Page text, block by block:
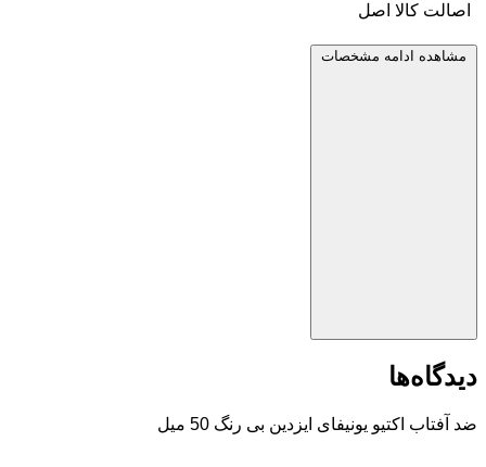
اصالت کالا اصل
مشاهده ادامه مشخصات
دیدگاه‌ها
ضد آفتاب اکتیو یونیفای ایزدین بی رنگ 50 میل